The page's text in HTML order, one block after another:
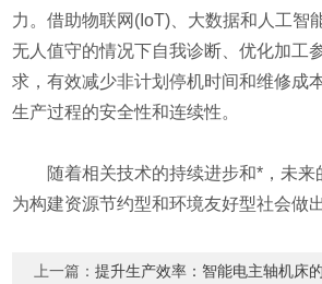
力。借助物联网(IoT)、大数据和人工智
无人值守的情况下自我诊断、优化加工
求，有效减少非计划停机时间和维修成
生产过程的安全性和连续性。
随着相关技术的持续进步和*，未来
为构建资源节约型和环境友好型社会做
上一篇：提升生产效率：智能电主轴机床